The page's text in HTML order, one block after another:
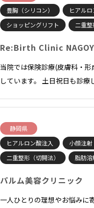
豊胸（シリコン）
ヒアル
ショッピングリフト
二重整
Re:Birth Clinic
当院では保険診療(皮膚科・
しています。 土日祝日も診
静岡県
ヒアルロン酸注入
小顔注射
二重整形（切開法）
脂肪
パルム美容クリニック
一人ひとりの理想やお悩みに